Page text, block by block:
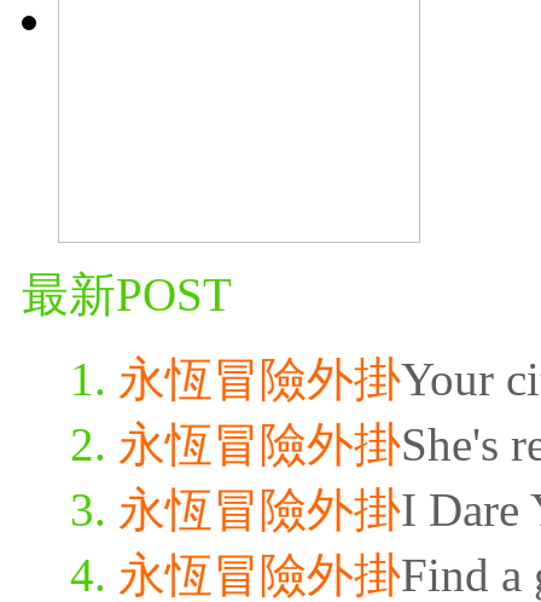
最新POST
永恆冒險外掛Your
永恆冒險外掛She's
永恆冒險外掛I Dare
永恆冒險外掛Find a